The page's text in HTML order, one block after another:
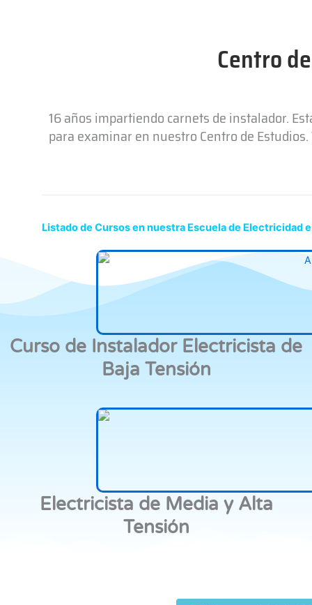
Centro
16 años impartiendo carnets de instalador.
para examinar en nuestro Centro de Estudios.
Listado de Cursos en nuestra Escuela de Electricidad
Curso de Instalador Electricista de
Baja Tensión
Electricista de Media y Alta
Tensión